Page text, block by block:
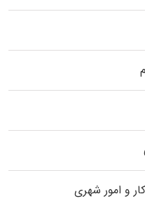
و امور شهری